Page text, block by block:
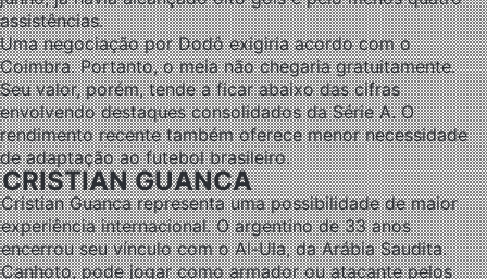
assistências.
Uma negociação por Dodô exigiria acordo com o
Coimbra. Portanto, o meia não chegaria gratuitamente.
Seu valor, porém, tende a ficar abaixo das cifras
envolvendo destaques consolidados da Série A. O
rendimento recente também oferece menor necessidade
de adaptação ao futebol brasileiro.
CRISTIAN GUANCA
Cristian Guanca representa uma possibilidade de maior
experiência internacional. O argentino de 33 anos
encerrou seu vínculo com o Al-Ula, da Arábia Saudita.
Canhoto, pode jogar como armador ou atacante pelos